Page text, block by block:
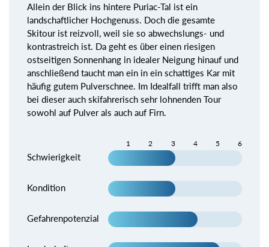
Allein der Blick ins hintere Puriac-Tal ist ein
landschaftlicher Hochgenuss. Doch die gesamte
Skitour ist reizvoll, weil sie so abwechslungs- und
kontrastreich ist. Da geht es über einen riesigen
ostseitigen Sonnenhang in idealer Neigung hinauf und
anschließend taucht man ein in ein schattiges Kar mit
häufig gutem Pulverschnee. Im Idealfall trifft man also
bei dieser auch skifahrerisch sehr lohnenden Tour
sowohl auf Pulver als auch auf Firn.
1 2 3 4 5 6
Schwierigkeit
Kondition
Gefahrenpotenzial